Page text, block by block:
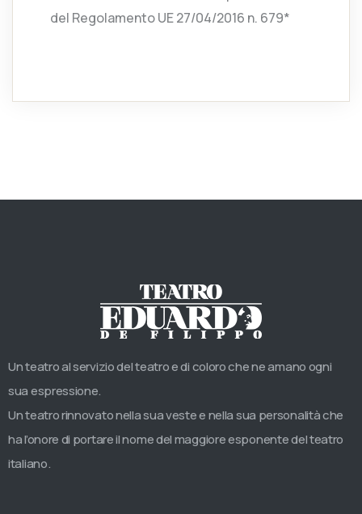
del Regolamento UE 27/04/2016 n. 679*
Un teatro al servizio del teatro e di coloro che ne amano ogni
sua espressione.
Un teatro rinnovato nella sua veste e nella sua personalità che
ha l’onore di portare il nome del maggiore esponente del teatro
italiano.